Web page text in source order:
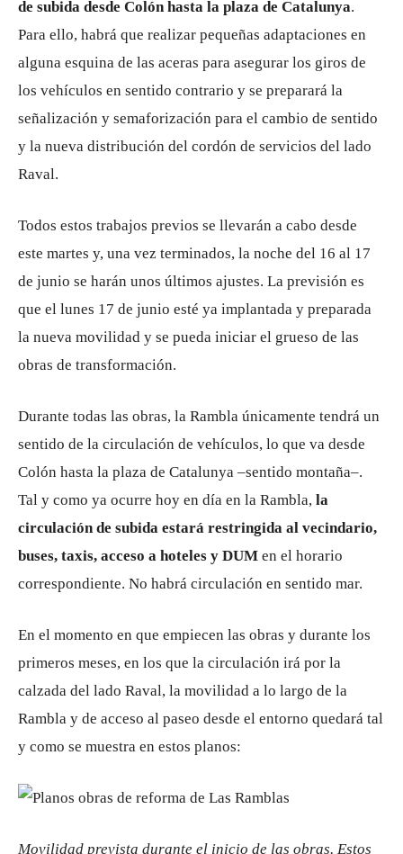
de subida desde Colón hasta la plaza de Catalunya.
Para ello, habrá que realizar pequeñas adaptaciones en
alguna esquina de las aceras para asegurar los giros de
los vehículos en sentido contrario y se preparará la
señalización y semaforización para el cambio de sentido
y la nueva distribución del cordón de servicios del lado
Raval.
Todos estos trabajos previos se llevarán a cabo desde
este martes y, una vez terminados, la noche del 16 al 17
de junio se harán unos últimos ajustes. La previsión es
que el lunes 17 de junio esté ya implantada y preparada
la nueva movilidad y se pueda iniciar el grueso de las
obras de transformación.
Durante todas las obras, la Rambla únicamente tendrá un
sentido de la circulación de vehículos, lo que va desde
Colón hasta la plaza de Catalunya –sentido montaña–.
Tal y como ya ocurre hoy en día en la Rambla, la
circulación de subida estará restringida al vecindario,
buses, taxis, acceso a hoteles y DUM en el horario
correspondiente. No habrá circulación en sentido mar.
En el momento en que empiecen las obras y durante los
primeros meses, en los que la circulación irá por la
calzada del lado Raval, la movilidad a lo largo de la
Rambla y de acceso al paseo desde el entorno quedará tal
y como se muestra en estos planos:
Movilidad prevista durante el inicio de las obras. Estos